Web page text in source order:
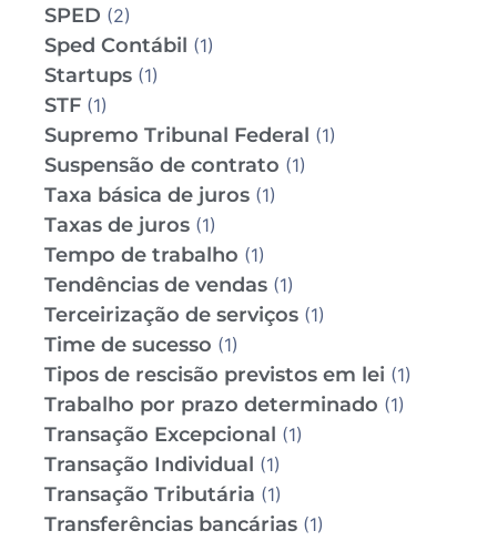
SPED (2)
Sped Contábil (1)
Startups (1)
STF (1)
Supremo Tribunal Federal (1)
Suspensão de contrato (1)
Taxa básica de juros (1)
Taxas de juros (1)
Tempo de trabalho (1)
Tendências de vendas (1)
Terceirização de serviços (1)
Time de sucesso (1)
Tipos de rescisão previstos em lei (1)
Trabalho por prazo determinado (1)
Transação Excepcional (1)
Transação Individual (1)
Transação Tributária (1)
Transferências bancárias (1)